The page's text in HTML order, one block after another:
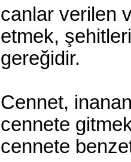
canlar verilen
etmek,
gereğidir.
Cennet,
cennete
cennete